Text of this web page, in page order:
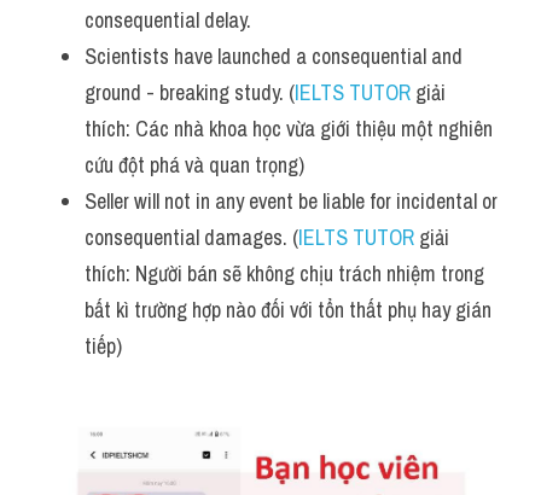
consequential delay.
Scientists have launched a consequential and
ground - breaking study. (IELTS TUTOR giải
thích: Các nhà khoa học vừa giới thiệu một nghiên
cứu đột phá và quan trọng)
Seller will not in any event be liable for incidental or
consequential damages. (IELTS TUTOR giải
thích: Người bán sẽ không chịu trách nhiệm trong
bất kì trường hợp nào đối với tổn thất phụ hay gián
tiếp)